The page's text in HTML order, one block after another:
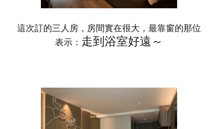
這次訂的三人房，房間實在很大，最靠窗的那位
表示： 走到浴室好遠～